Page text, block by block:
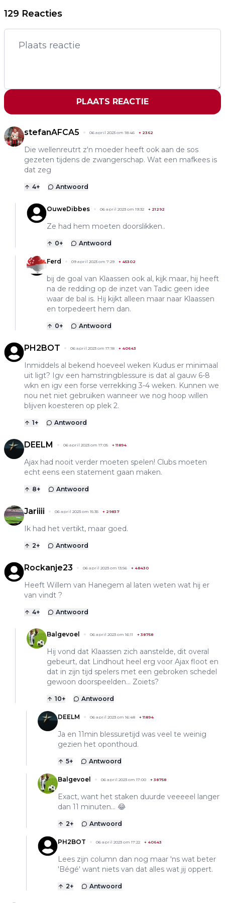
129 Reacties
PLAATS REACTIE
stefanAFCA5 06 april 2023 om 18:46 + 2362
Die wellenreutrt z'n moeder heeft ook aan de sos
gezeten tijdens de zwangerschap. Wat een mafkees is
dat zeg
4+ Antwoord
OuweDibbes 06 april 2023 om 19:32 + 21292
Ze had hem moeten doorslikken..
0+ Antwoord
Ferd 09 april 2023 om 7:29 + 45302
bij de goal van Klaassen ook al, kijk maar, hij heeft
na de redding op de inzet van Tadic geen idee
waar de bal is. Hij kijkt alleen maar naar Klaassen
en torpedeert hem dan.
0+ Antwoord
PH2BOT 06 april 2023 om 17:18 + 40643
Inmiddels al bekend hoeveel weken Kudus er minimaal
uit ligt? Igv een hamstringblessure is dat al gauw 6-8
wkn en igv een forse verrekking 3-4 weken. Kunnen we
nou net niet gebruiken wanneer we nog hoop willen
blijven koesteren op plek 2.
1+ Antwoord
DEELM 06 april 2023 om 17:05 +11894
Ajax had nooit verder moeten spelen! Clubs moeten
echt eens een statement gaan maken.
8+ Antwoord
Jariiii 06 april 2023 om 15:35 + 29837
Ik had het vertikt, maar goed.
2+ Antwoord
Rockanje23 06 april 2023 om 13:56 + 48430
Heeft Willem van Hanegem al laten weten wat hij er
van vindt ?
4+ Antwoord
Balgevoel 06 april 2023 om 16:11 + 38758
Hij vond dat Klaassen zich aanstelde, dit overal
gebeurt, dat Lindhout heel erg voor Ajax floot en
dat in zijn tijd spelers met een gebroken schedel
gewoon doorspeelden... Zoiets?
10+ Antwoord
DEELM 06 april 2023 om 16:48 +11894
Ja en 11min blessuretijd was veel te weinig
gezien het oponthoud.
5+ Antwoord
Balgevoel 06 april 2023 om 17:00 + 38758
Exact, want het staken duurde veeeeel langer
dan 11 minuten... 😂
2+ Antwoord
PH2BOT 06 april 2023 om 17:22 + 40643
Lees zijn column dan nog maar 'ns wat beter
'Bégé' want niets van dat alles wat jij oppert.
2+ Antwoord